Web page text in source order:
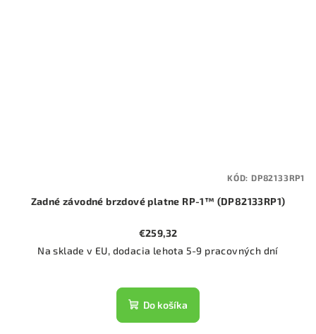
Zadné závodné brzdové platne RP-1™ (DP82133RP1)
€259,32
Na sklade v EU, dodacia lehota 5-9 pracovných dní
Do košíka
KÓD: DP82133RP1